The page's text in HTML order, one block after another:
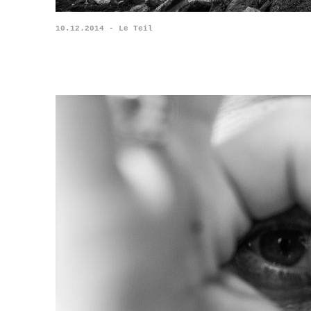
10.12.2014 - Le Teil